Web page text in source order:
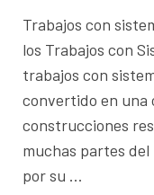
Trabajos con
los Trabajos con
trabajos con
convertido en una
construcciones
muchas partes
por su ...